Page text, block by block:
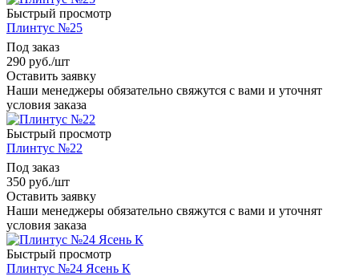
Быстрый просмотр
Плинтус №25
Под заказ
290 руб./шт
Оставить заявку
Наши менеджеры обязательно свяжутся с вами и уточнят
условия заказа
Быстрый просмотр
Плинтус №22
Под заказ
350 руб./шт
Оставить заявку
Наши менеджеры обязательно свяжутся с вами и уточнят
условия заказа
Быстрый просмотр
Плинтус №24 Ясень К